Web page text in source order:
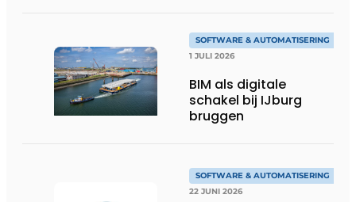
SOFTWARE & AUTOMATISERING
1 JULI 2026
BIM als digitale
schakel bij IJburg
bruggen
SOFTWARE & AUTOMATISERING
22 JUNI 2026